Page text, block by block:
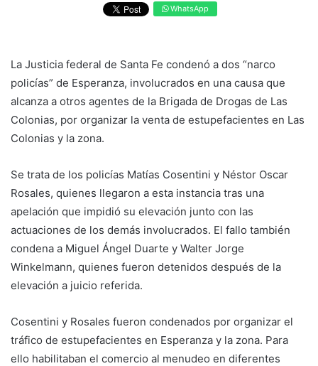
WhatsApp
La Justicia federal de Santa Fe condenó a dos “narco
policías” de Esperanza, involucrados en una causa que
alcanza a otros agentes de la Brigada de Drogas de Las
Colonias, por organizar la venta de estupefacientes en Las
Colonias y la zona.
Se trata de los policías Matías Cosentini y Néstor Oscar
Rosales, quienes llegaron a esta instancia tras una
apelación que impidió su elevación junto con las
actuaciones de los demás involucrados. El fallo también
condena a Miguel Ángel Duarte y Walter Jorge
Winkelmann, quienes fueron detenidos después de la
elevación a juicio referida.
Cosentini y Rosales fueron condenados por organizar el
tráfico de estupefacientes en Esperanza y la zona. Para
ello habilitaban el comercio al menudeo en diferentes